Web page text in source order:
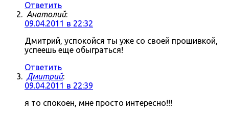
Ответить
Анатолий:
09.04.2011 в 22:32
Дмитрий, успокойся ты уже со своей прошивкой,
успеешь еще обыграться!
Ответить
Дмитрий:
09.04.2011 в 22:39
я то спокоен, мне просто интересно!!!